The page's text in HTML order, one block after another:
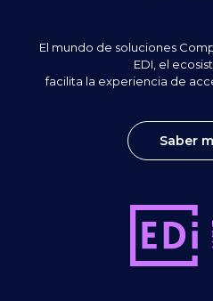
El mundo de soluciones
EDI, el
facilita la experiencia de
Saber